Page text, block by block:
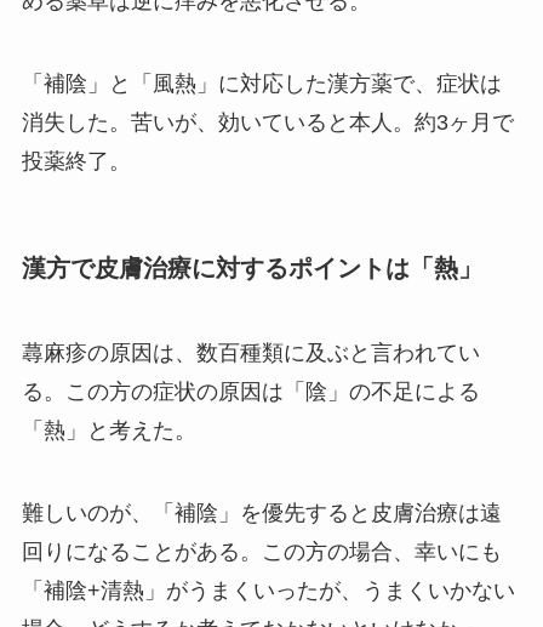
「補陰」と「風熱」に対応した漢方薬で、症状は
消失した。苦いが、効いていると本人。約3ヶ月で
投薬終了。
漢方で皮膚治療に対するポイントは「熱」
蕁麻疹の原因は、数百種類に及ぶと言われてい
る。この方の症状の原因は「陰」の不足による
「熱」と考えた。
難しいのが、「補陰」を優先すると皮膚治療は遠
回りになることがある。この方の場合、幸いにも
「補陰+清熱」がうまくいったが、うまくいかない